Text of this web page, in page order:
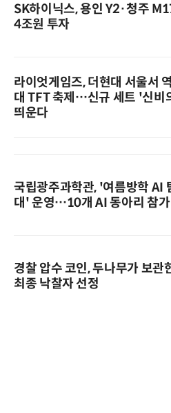
SK하이닉스, 용인 Y2·청주
4조원 투자
라이엇게임즈, 더현대 서울서
대 TFT 축제…신규 세트 '신비
띄운다
국립광주과학관, '여름방학 AI
대' 운영…10개 AI 동아리 참가
경찰 압수 코인, 두나무가 보
최종 낙찰자 선정